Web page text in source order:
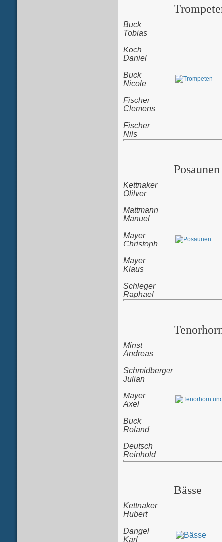
Buck
Tobias
Koch
Daniel
Buck
Nicole
Fischer
Clemens
Fischer
Nils
Posaunen
Kettnaker
Olilver
Mattmann
Manuel
Mayer
Christoph
Mayer
Klaus
Schleger
Raphael
Minst
Andreas
Schmidberger
Julian
Mayer
Axel
Buck
Roland
Deutsch
Reinhold
Bässe
Kettnaker
Hubert
Dangel
Karl